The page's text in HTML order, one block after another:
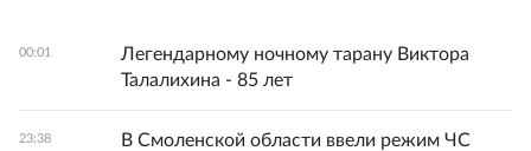
00:01
Легендарному ночному тарану Виктора
Талалихина - 85 лет
23:38
В Смоленской области ввели режим ЧС